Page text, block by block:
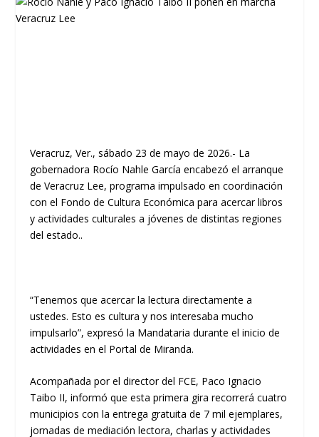
Veracruz, Ver., sábado 23 de mayo de 2026.- La
gobernadora Rocío Nahle García encabezó el arranque
de Veracruz Lee, programa impulsado en coordinación
con el Fondo de Cultura Económica para acercar libros
y actividades culturales a jóvenes de distintas regiones
del estado..
“Tenemos que acercar la lectura directamente a
ustedes. Esto es cultura y nos interesaba mucho
impulsarlo”, expresó la Mandataria durante el inicio de
actividades en el Portal de Miranda.
Acompañada por el director del FCE, Paco Ignacio
Taibo II, informó que esta primera gira recorrerá cuatro
municipios con la entrega gratuita de 7 mil ejemplares,
jornadas de mediación lectora, charlas y actividades